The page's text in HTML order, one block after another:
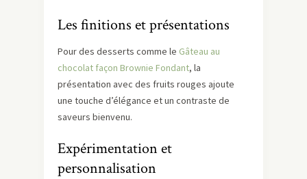
Les finitions et présentations
Pour des desserts comme le Gâteau au
chocolat façon Brownie Fondant, la
présentation avec des fruits rouges ajoute
une touche d’élégance et un contraste de
saveurs bienvenu.
Expérimentation et
personnalisation